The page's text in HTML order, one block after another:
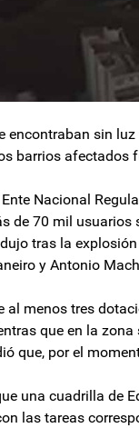
encontraban sin
barrios afectados
Nacional
de 70 mil
tras la
y Antonio
al menos tres
que en la
que, por el
una cuadrilla de
las tareas